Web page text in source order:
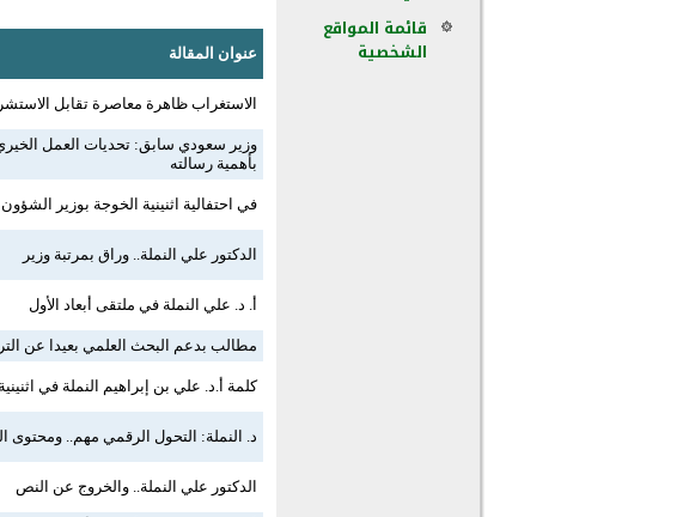
عنوان المقالة
الاستغراب ظاهرة معاصرة تقابل
وزير سعودي سابق: تحديات العمل
بأهمية رسالته
في احتفالية اثنينية الخوجة بوزير
الدكتور علي النملة.. وراق بمرتبة وزير
أ. د. علي النملة في ملتقى أبعاد الأول
مطالب بدعم البحث العلمي بعيدا عن
كلمة أ.د. علي بن إبراهيم النملة في
د. النملة: التحول الرقمي مهم.. ومحتوى
الدكتور علي النملة.. والخروج عن النص
قائمة المواقع
الشخصية